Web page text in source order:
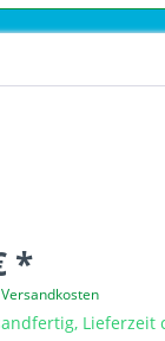
*
Lieferzeit